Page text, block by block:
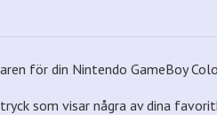
för din Nintendo GameBoy
som visar några av dina